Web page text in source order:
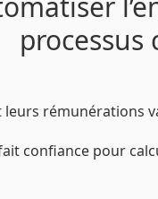
processus
leurs rémunérations
confiance pour